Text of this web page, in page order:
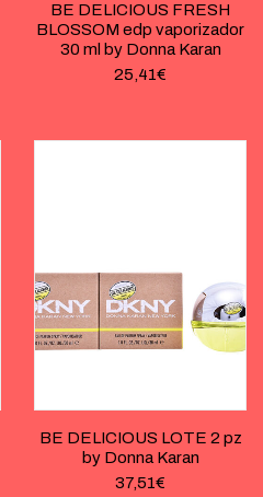
BE DELICIOUS FRESH
BLOSSOM edp vaporizador
30 ml by Donna Karan
25,41€
BE DELICIOUS LOTE 2 pz
by Donna Karan
37,51€